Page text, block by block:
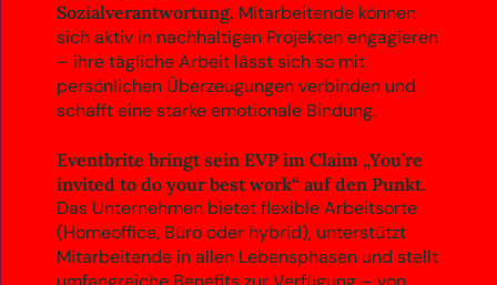
Sozialverantwortung. Mitarbeitende können
sich aktiv in nachhaltigen Projekten engagieren
– ihre tägliche Arbeit lässt sich so mit
persönlichen Überzeugungen verbinden und
schafft eine starke emotionale Bindung.
Eventbrite bringt sein EVP im Claim „You’re
invited to do your best work“ auf den Punkt.
Das Unternehmen bietet flexible Arbeitsorte
(Homeoffice, Büro oder hybrid), unterstützt
Mitarbeitende in allen Lebensphasen und stellt